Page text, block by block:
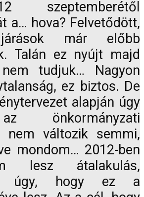
szeptemberétől
a… hova? Felvetődött,
már előbb
Talán ez nyújt majd
tudjuk… Nagyon
ez biztos. De
alapján úgy
önkormányzati
nem változik semmi,
mondom… 2012-ben
lesz átalakulás,
úgy, hogy ez a